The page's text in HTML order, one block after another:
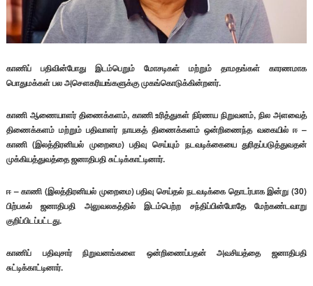
காணிப் பதிவின்போது இடம்பெறும் மோசடிகள் மற்றும் தாமதங்கள் காரணமாக
பொதுமக்கள் பல அசௌகரியங்களுக்கு முகங்கொடுக்கின்றனர்.
காணி ஆணையாளர் திணைக்களம், காணி உரித்துகள் நிர்ணய நிறுவனம், நில அளவைத்
திணைக்களம் மற்றும் பதிவாளர் நாயகத் திணைக்களம் ஒன்றிணைந்த வகையில் ஈ –
காணி (இலத்திரனியல் முறைமை) பதிவு செய்யும் நடவடிக்கையை துரிதப்படுத்துவதன்
முக்கியத்துவத்தை ஜனாதிபதி சுட்டிக்காட்டினார்.
ஈ – காணி (இலத்திரனியல் முறைமை) பதிவு செய்தல் நடவடிக்கை தொடர்பாக இன்று (30)
பிற்பகல் ஜனாதிபதி அலுவலகத்தில் இடம்பெற்ற சந்திப்பின்போதே மேற்கண்டவாறு
குறிப்பிடப்பட்டது.
காணிப் பதிவுசார் நிறுவனங்களை ஒன்றிணைப்பதன் அவசியத்தை ஜனாதிபதி
சுட்டிக்காட்டினார்.